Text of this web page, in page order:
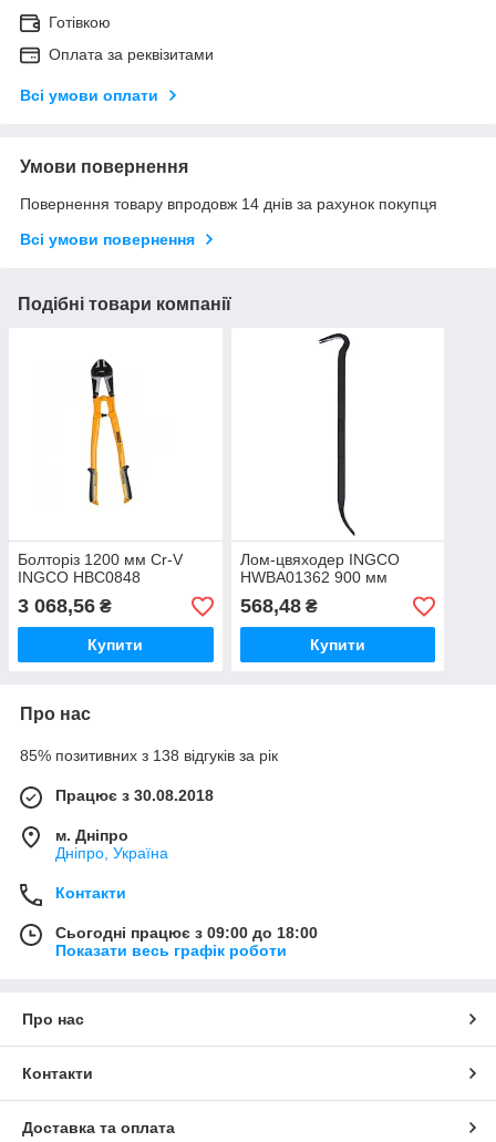
Готівкою
Оплата за реквізитами
Всі умови оплати
Умови повернення
Повернення товару впродовж 14 днів за рахунок покупця
Всі умови повернення
Подібні товари компанії
Болторіз 1200 мм Cr-V
INGCO HBC0848
3 068,56 ₴
Купити
Лом-цвяходер INGCO
HWBA01362 900 мм
568,48₴
Купити
Про нас
85% позитивних з 138 відгуків за рік
Працює з 30.08.2018
м. Дніпро
Дніпро, Україна
Контакти
Сьогодні працює з 09:00 до 18:00
Показати весь графік роботи
Про нас
Контакти
Доставка та оплата